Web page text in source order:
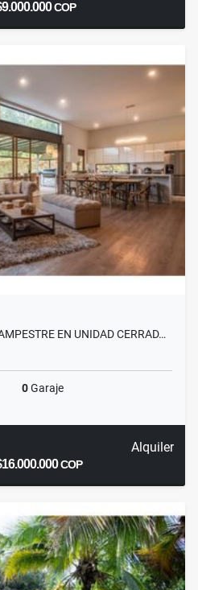
COP
EN UNIDAD CERRAD…
0Garaje
Alquiler
COP